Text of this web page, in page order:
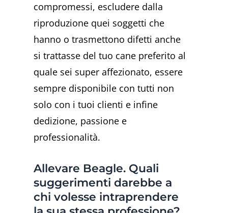
compromessi, escludere dalla
riproduzione quei soggetti che
hanno o trasmettono difetti anche
si trattasse del tuo cane preferito al
quale sei super affezionato, essere
sempre disponibile con tutti non
solo con i tuoi clienti e infine
dedizione, passione e
professionalità.
Allevare Beagle. Quali
suggerimenti darebbe a
chi volesse intraprendere